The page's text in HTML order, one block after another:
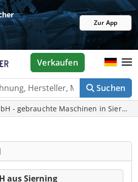
Zur App
Suchen
Verkaufen
- gebrauchte Maschinen in
aus Sierning